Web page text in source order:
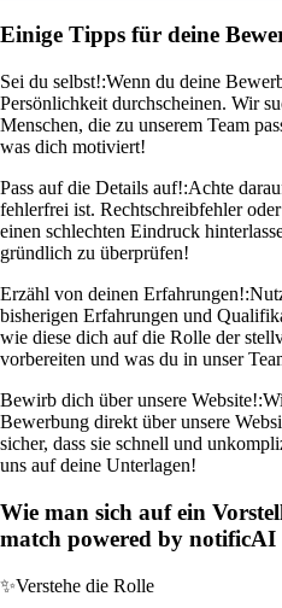
Einige Tipps für deine
Sei du selbst!:Wenn du deine
Persönlichkeit durchscheinen. Wir
Menschen, die zu unserem Team
was dich motiviert!
Pass auf die Details auf!:Achte
fehlerfrei ist. Rechtschreibfehler
einen schlechten Eindruck
gründlich zu überprüfen!
Erzähl von deinen Erfahrungen!:
bisherigen Erfahrungen und
wie diese dich auf die Rolle der
vorbereiten und was du in unser
Bewirb dich über unsere Website!:
Bewerbung direkt über unsere
sicher, dass sie schnell und
uns auf deine Unterlagen!
Wie man sich auf ein
match powered by
✨Verstehe die Rolle